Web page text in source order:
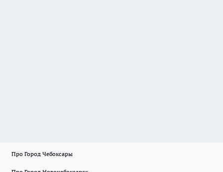
Про Город Чебоксары